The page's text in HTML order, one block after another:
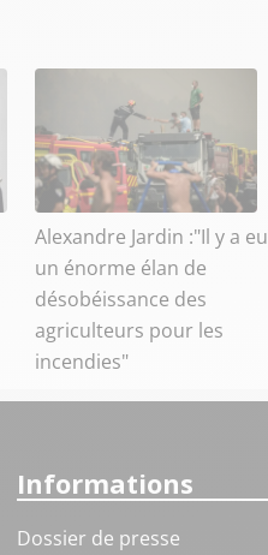
Alexandre Jardin :"Il y a eu
un énorme élan de
désobéissance des
agriculteurs pour les
incendies"
Informations
Dossier de presse